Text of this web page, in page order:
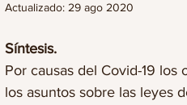
Actualizado: 29 ago 2020
Síntesis.
Por causas del Covid-19
los asuntos sobre las leyes